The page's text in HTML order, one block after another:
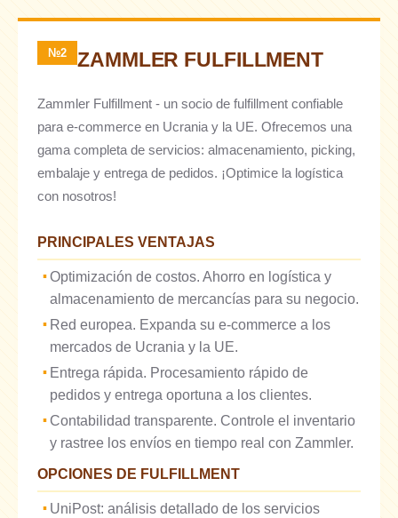
№2 ZAMMLER FULFILLMENT
Zammler Fulfillment - un socio de fulfillment confiable
para e-commerce en Ucrania y la UE. Ofrecemos una
gama completa de servicios: almacenamiento, picking,
embalaje y entrega de pedidos. ¡Optimice la logística
con nosotros!
PRINCIPALES VENTAJAS
Optimización de costos. Ahorro en logística y
almacenamiento de mercancías para su negocio.
Red europea. Expanda su e-commerce a los
mercados de Ucrania y la UE.
Entrega rápida. Procesamiento rápido de
pedidos y entrega oportuna a los clientes.
Contabilidad transparente. Controle el inventario
y rastree los envíos en tiempo real con Zammler.
OPCIONES DE FULFILLMENT
UniPost: análisis detallado de los servicios